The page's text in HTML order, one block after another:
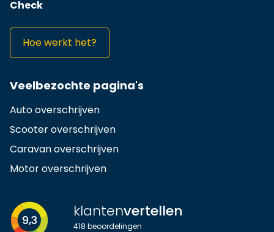
Hoe werkt het?
Veelbezochte pagina's
Auto overschrijven
Scooter overschrijven
Caravan overschrijven
Motor overschrijven
9,3 klantenvertellen
418 beoordelingen